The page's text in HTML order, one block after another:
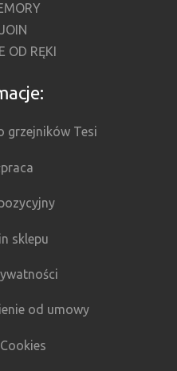
OD RĘKI
grzejników Tesi
sklepu
od umowy